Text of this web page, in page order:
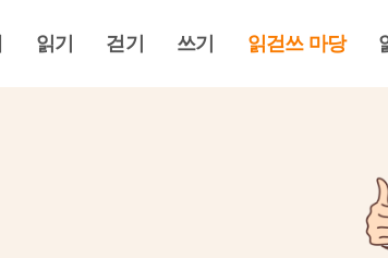
읽기 걷기 쓰기 읽걷쓰 마당